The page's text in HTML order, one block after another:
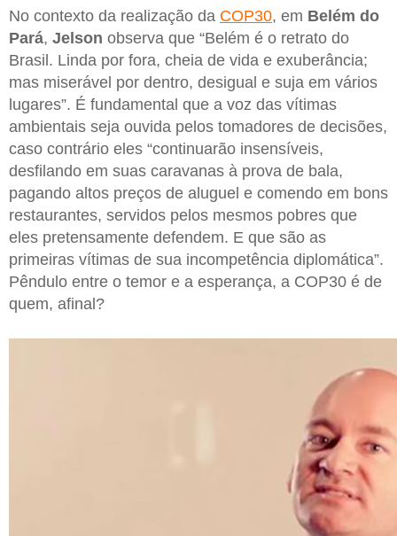
No contexto da realização da COP30, em Belém do
Pará, Jelson observa que “Belém é o retrato do
Brasil. Linda por fora, cheia de vida e exuberância;
mas miserável por dentro, desigual e suja em vários
lugares”. É fundamental que a voz das vítimas
ambientais seja ouvida pelos tomadores de decisões,
caso contrário eles “continuarão insensíveis,
desfilando em suas caravanas à prova de bala,
pagando altos preços de aluguel e comendo em bons
restaurantes, servidos pelos mesmos pobres que
eles pretensamente defendem. E que são as
primeiras vítimas de sua incompetência diplomática”.
Pêndulo entre o temor e a esperança, a COP30 é de
quem, afinal?